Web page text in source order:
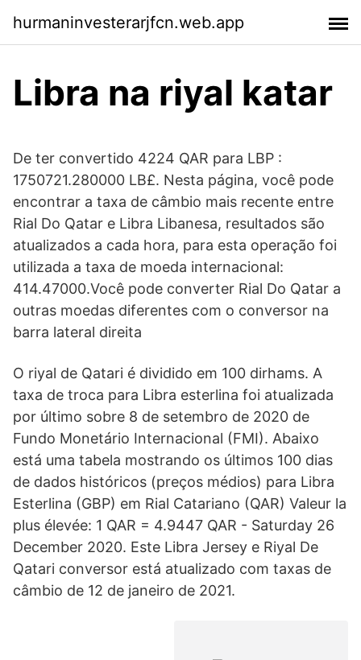
hurmaninvesterarjfcn.web.app
Libra na riyal katar
De ter convertido 4224 QAR para LBP :
1750721.280000 LB£. Nesta página, você pode
encontrar a taxa de câmbio mais recente entre
Rial Do Qatar e Libra Libanesa, resultados são
atualizados a cada hora, para esta operação foi
utilizada a taxa de moeda internacional:
414.47000.Você pode converter Rial Do Qatar a
outras moedas diferentes com o conversor na
barra lateral direita
O riyal de Qatari é dividido em 100 dirhams. A
taxa de troca para Libra esterlina foi atualizada
por último sobre 8 de setembro de 2020 de
Fundo Monetário Internacional (FMI). Abaixo
está uma tabela mostrando os últimos 100 dias
de dados históricos (preços médios) para Libra
Esterlina (GBP) em Rial Catariano (QAR) Valeur la
plus élevée: 1 QAR = 4.9447 QAR - Saturday 26
December 2020. Este Libra Jersey e Riyal De
Qatari conversor está atualizado com taxas de
câmbio de 12 de janeiro de 2021.